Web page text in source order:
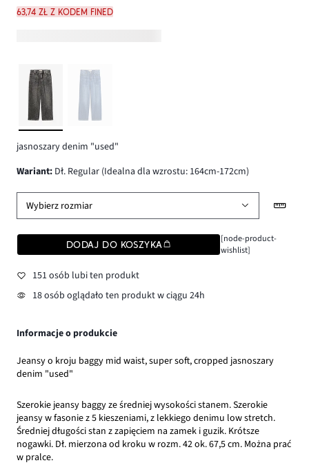
63,74 zł z kodem FINED
jasnoszary denim "used"
wariant: Dł. Regular (Idealna dla wzrostu: 164cm-172cm)
Wybierz rozmiar
DODAJ DO KOSZYKA
[node-product-
wishlist]
151 osób lubi ten produkt
18 osób oglądało ten produkt w ciągu 24h
Informacje o produkcie
Jeansy o kroju baggy mid waist, super soft, cropped jasnoszary
denim "used"
Szerokie jeansy baggy ze średniej wysokości stanem. Szerokie
jeansy w fasonie z 5 kieszeniami, z lekkiego denimu low stretch.
Średniej długości stan z zapięciem na zamek i guzik. Krótsze
nogawki. Dł. mierzona od kroku w rozm. 42 ok. 67,5 cm. Można prać
w pralce.